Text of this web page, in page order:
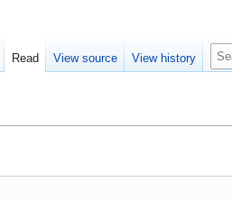
Read View source View history
S
e
c